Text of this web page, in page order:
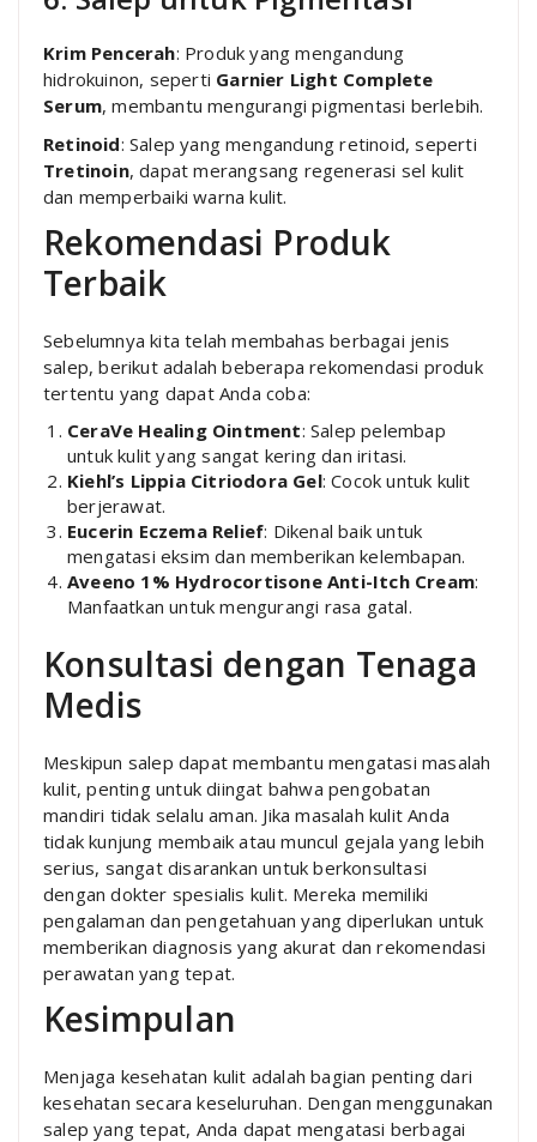
Krim Pencerah: Produk yang mengandung
hidrokuinon, seperti Garnier Light Complete
Serum, membantu mengurangi pigmentasi berlebih.
Retinoid: Salep yang mengandung retinoid, seperti
Tretinoin, dapat merangsang regenerasi sel kulit
dan memperbaiki warna kulit.
Rekomendasi Produk
Terbaik
Sebelumnya kita telah membahas berbagai jenis
salep, berikut adalah beberapa rekomendasi produk
tertentu yang dapat Anda coba:
CeraVe Healing Ointment: Salep pelembap
untuk kulit yang sangat kering dan iritasi.
Kiehl’s Lippia Citriodora Gel: Cocok untuk kulit
berjerawat.
Eucerin Eczema Relief: Dikenal baik untuk
mengatasi eksim dan memberikan kelembapan.
Aveeno 1% Hydrocortisone Anti-Itch Cream:
Manfaatkan untuk mengurangi rasa gatal.
Konsultasi dengan Tenaga
Medis
Meskipun salep dapat membantu mengatasi masalah
kulit, penting untuk diingat bahwa pengobatan
mandiri tidak selalu aman. Jika masalah kulit Anda
tidak kunjung membaik atau muncul gejala yang lebih
serius, sangat disarankan untuk berkonsultasi
dengan dokter spesialis kulit. Mereka memiliki
pengalaman dan pengetahuan yang diperlukan untuk
memberikan diagnosis yang akurat dan rekomendasi
perawatan yang tepat.
Kesimpulan
Menjaga kesehatan kulit adalah bagian penting dari
kesehatan secara keseluruhan. Dengan menggunakan
salep yang tepat, Anda dapat mengatasi berbagai